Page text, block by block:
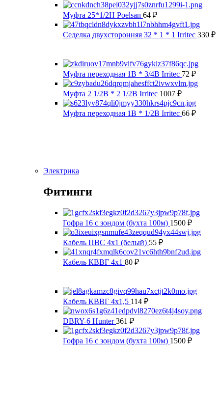
Муфта 25*1/2Н Poelsan 64 ₽
Седелка двухсторонняя 32 * 1 * 1 Irritec 330 ₽
Муфта переходная 1В * 3/4В Irritec 72 ₽
Муфта 2 1/2В * 2 1/2В Irritec 1007 ₽
Муфта переходная 1В * 1/2В Irritec 66 ₽
Электрика
Фитинги
Гофра 16 с зондом (бухта 100м) 1500 ₽
Кабель ПВС 4х1 (белый) 55 ₽
Кабель КВВГ 4х1 80 ₽
Кабель КВВГ 4х1,5 114 ₽
DBRY-6 Hunter361 ₽
Гофра 16 с зондом (бухта 100м) 1500 ₽